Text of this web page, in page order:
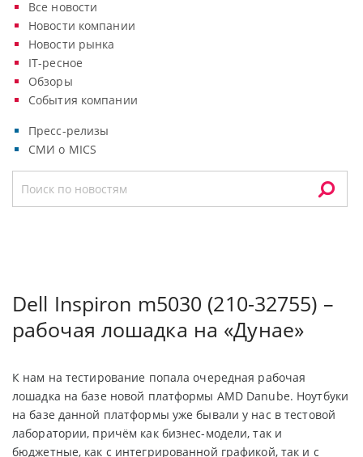
Все новости
Новости компании
Новости рынка
IT-ресное
Обзоры
События компании
Пресс-релизы
СМИ о MICS
Dell Inspiron m5030 (210-32755) –
рабочая лошадка на «Дунае»
К нам на тестирование попала очередная рабочая
лошадка на базе новой платформы AMD Danube. Ноутбуки
на базе данной платформы уже бывали у нас в тестовой
лаборатории, причём как бизнес-модели, так и
бюджетные, как с интегрированной графикой, так и с